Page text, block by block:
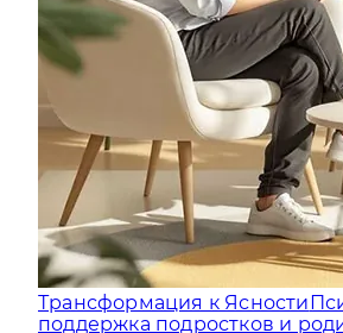
Трансформация к Ясности
поддержка подростков и